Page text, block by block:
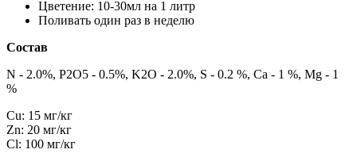
Цветение: 10-30мл на 1 литр
Поливать один раз в неделю
Состав
N - 2.0%, P2O5 - 0.5%, K2O - 2.0%, S - 0.2 %, Ca - 1 %, Mg - 1
%
Cu: 15 мг/кг
Zn: 20 мг/кг
Cl: 100 мг/кг